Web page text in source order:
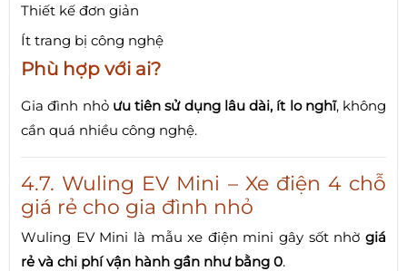
Thiết kế đơn giản
Ít trang bị công nghệ
Phù hợp với ai?
Gia đình nhỏ ưu tiên sử dụng lâu dài, ít lo nghĩ, không
cần quá nhiều công nghệ.
4.7. Wuling EV Mini – Xe điện 4 chỗ
giá rẻ cho gia đình nhỏ
Wuling EV Mini là mẫu xe điện mini gây sốt nhờ giá
rẻ và chi phí vận hành gần như bằng 0.